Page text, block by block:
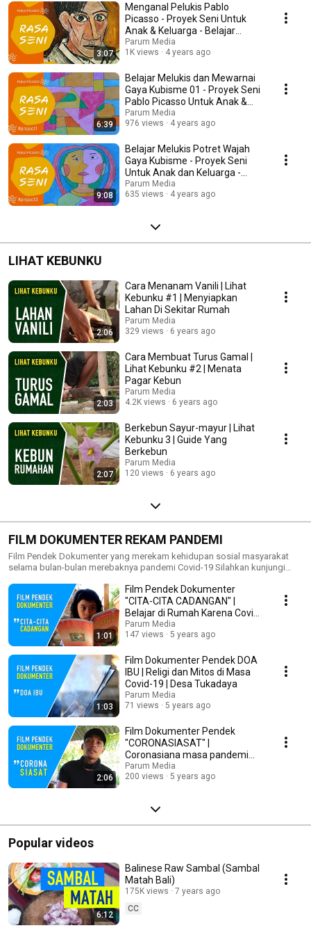
3:07
Menganal Pelukis Pablo
Picasso - Proyek Seni Untuk
Anak & Keluarga - Belajar
Melukis
Parum Media
1K views
4 years ago
6:39
Belajar Melukis dan Mewarnai
Gaya Kubisme 01 - Proyek Seni
Pablo Picasso Untuk Anak &
Keluarga
Parum Media
976 views
4 years ago
9:08
Belajar Melukis Potret Wajah
Gaya Kubisme - Proyek Seni
Untuk Anak dan Keluarga -
Pablo Picasso 03
Parum Media
635 views
4 years ago
LIHAT KEBUNKU
2:06
Cara Menanam Vanili | Lihat
Kebunku #1 | Menyiapkan
Lahan Di Sekitar Rumah
Parum Media
329 views
6 years ago
2:03
Cara Membuat Turus Gamal |
Lihat Kebunku #2 | Menata
Pagar Kebun
Parum Media
4.2K views
6 years ago
2:07
Berkebun Sayur-mayur | Lihat
Kebunku 3 | Guide Yang
Berkebun
Parum Media
120 views
6 years ago
FILM DOKUMENTER REKAM PANDEMI
Film Pendek Dokumenter yang merekam kehidupan sosial masyarakat
selama bulan-bulan merebaknya pandemi Covid-19 Silahkan kunjungi
Semoga bermanfaat dan memberikan sudut pandang baru.
1:01
Film Pendek Dokumenter
"CITA-CITA CADANGAN" |
Belajar di Rumah Karena Covid-
19 | Desa Tukadaya
Parum Media
147 views
5 years ago
1:03
Film Dokumenter Pendek DOA
IBU | Religi dan Mitos di Masa
Covid-19 | Desa Tukadaya
Parum Media
71 views
5 years ago
2:06
Film Dokumenter Pendek
"CORONASIASAT" |
Coronasiana masa pandemi
Covid-19 | Desa Tukadaya
Parum Media
200 views
5 years ago
Popular videos
6:12
Balinese Raw Sambal (Sambal
Matah Bali)
175K views
7 years ago
CC